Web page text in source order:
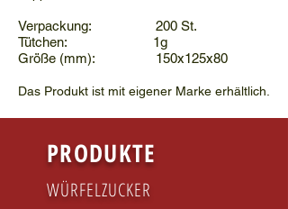
Verpackung: 200 St.
Tütchen: 1g
Größe (mm): 150x125x80
Das Produkt ist mit eigener Marke erhältlich.
PRODUKTE
WÜRFELZUCKER